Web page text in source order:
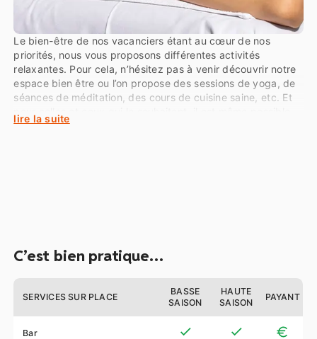
Le bien-être de nos vacanciers étant au cœur de nos
priorités, nous vous proposons différentes activités
relaxantes. Pour cela, n’hésitez pas à venir découvrir notre
espace bien être ou l’on propose des sessions de yoga, de
séances de méditation, des cours de cuisine saine, etc. Et
de bénéficier d’un massage, d’une séance de réfléxologie
lire la suite
C’est bien pratique…
SERVICES SUR PLACE
BASSE
SAISON
HAUTE
SAISON
PAYANT
Bar